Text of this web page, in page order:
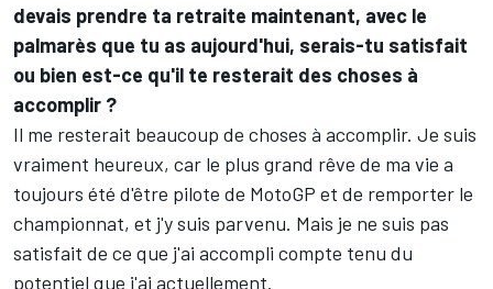
devais prendre ta retraite maintenant, avec le
palmarès que tu as aujourd'hui, serais-tu satisfait
ou bien est-ce qu'il te resterait des choses à
accomplir ?
Il me resterait beaucoup de choses à accomplir. Je suis
vraiment heureux, car le plus grand rêve de ma vie a
toujours été d'être pilote de MotoGP et de remporter le
championnat, et j'y suis parvenu. Mais je ne suis pas
satisfait de ce que j'ai accompli compte tenu du
potentiel que j'ai actuellement.